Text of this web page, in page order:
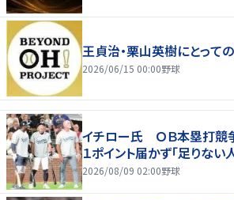
王貞治・栗山英樹にとって
2026/06/15 00:00野球
イチロー氏 ＯＢ本塁打競
１ポイント届かず「足りない
2026/08/09 02:00野球